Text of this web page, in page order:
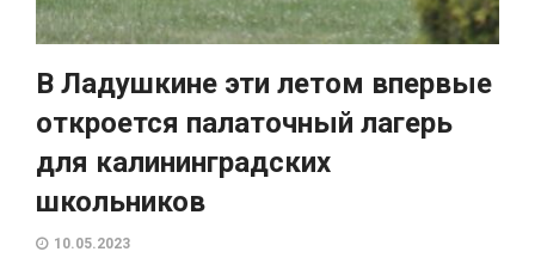
В Ладушкине эти летом впервые
откроется палаточный лагерь
для калининградских
школьников
10.05.2023